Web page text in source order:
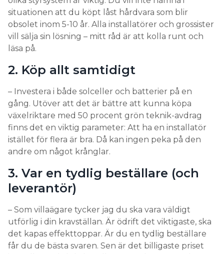
läsa på.
2. Köp allt samtidigt
– Investera i både solceller och batterier på en
växelriktare med 50 procent grön teknik-avdrag
finns det en viktig parameter: Att ha en installatör
istället för flera är bra. Då kan ingen peka på den
andre om något krånglar.
3. Var en tydlig beställare (och
leverantör)
– Som villaägare tycker jag du ska vara väldigt
utförlig i din kravställan. Är ödrift det viktigaste, ska
det kapas effekttoppar. Är du en tydlig beställare
får du de bästa svaren. Sen är det billigaste priset
inte allt, en duktig installatör som kan ge stöd är
viktig. Ta några referenser och jämför. Stressa inte
då valet av installatör är det viktigaste.